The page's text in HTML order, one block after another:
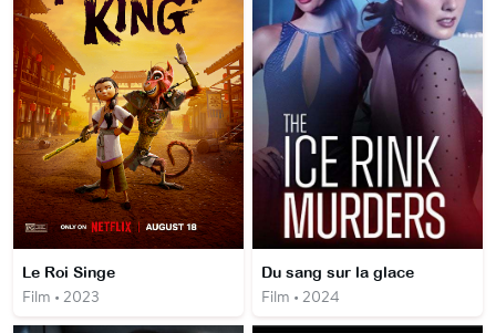
Le Roi Singe
Film • 2023
Du sang sur la glace
Film • 2024